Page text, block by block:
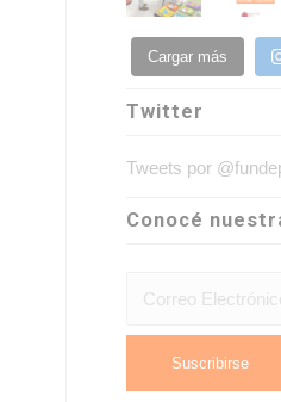
Cargar más
Twitter
Tweets por
Conocé